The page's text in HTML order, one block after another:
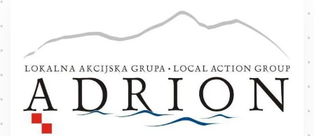
Skip